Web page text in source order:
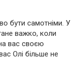
бути самотніми. У
важко, коли
вас своєю
Олі більше не